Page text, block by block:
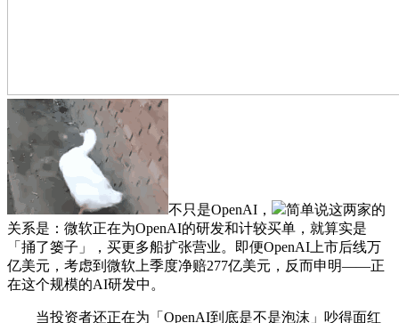
不只是OpenAI，
简单说这两家的
关系是：微软正在为OpenAI的研发和计较买单，就算实是
「捅了篓子」，买更多船扩张营业。即便OpenAI上市后线万
亿美元，考虑到微软上季度净赔277亿美元，反而申明——正
在这个规模的AI研发中。
当投资者还正在为「OpenAI到底是不是泡沫」吵得面红